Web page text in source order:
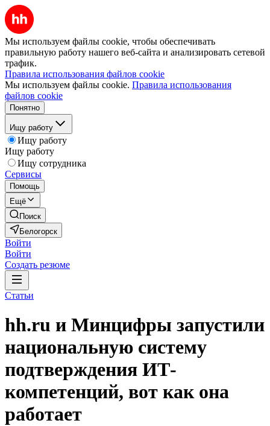
Мы используем файлы cookie, чтобы обеспечивать
правильную работу нашего веб-сайта и анализировать сетевой
трафик.
Правила использования файлов cookie
Мы используем файлы cookie. Правила использования
файлов cookie
Понятно
Ищу работу
Ищу работу
Ищу работу
Ищу сотрудника
Сервисы
Помощь
Ещё
Поиск
Белогорск
Войти
Войти
Создать резюме
Статьи
hh.ru и Минцифры запустили
национальную систему
подтверждения ИТ-
компетенций, вот как она
работает